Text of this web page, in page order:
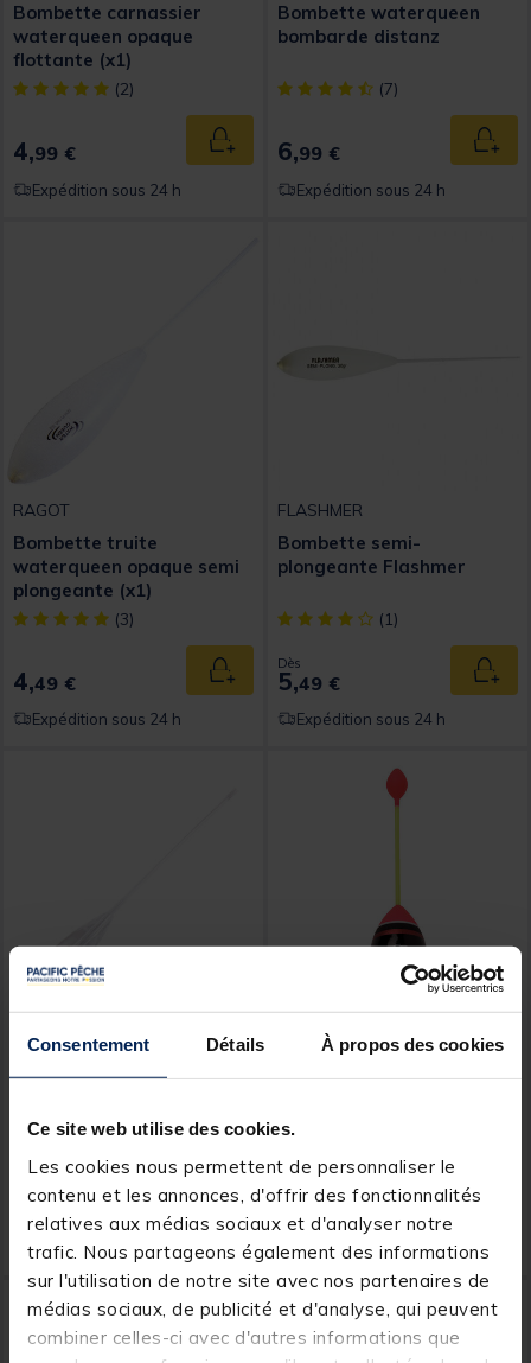
Consentement Détails À propos des cookies
Ce site web utilise des cookies.
Les cookies nous permettent de personnaliser le
contenu et les annonces, d'offrir des fonctionnalités
relatives aux médias sociaux et d'analyser notre
trafic. Nous partageons également des informations
sur l'utilisation de notre site avec nos partenaires de
médias sociaux, de publicité et d'analyse, qui peuvent
combiner celles-ci avec d'autres informations que
Bombette carnassier
waterqueen opaque
flottante (x1)
[object Object] out of 5 Customer Rating
(2)
4,99 € Ajouter au panier
Expédition sous 24 h
Bombette waterqueen
bombarde distanz
[object Object] out of 5
(7)
6,99 €
Expédition sous 24 h
RAGOT
Bombette truite
waterqueen opaque semi
plongeante (x1)
[object Object] out of 5 Customer Rating
(3)
4,49 € Ajouter au panier
Expédition sous 24 h
FLASHMER
Bombette semi-
plongeante Flashmer
[object Object] out of 5
(1)
Dès
5,49 €
Expédition sous 24 h
RAGOT
Bombette truite
plongeante (x1)
4, 49 € Ajouter au panier
Expédition sous 24 h
RAGOT
3, 99 €
Expédition sous 24 h